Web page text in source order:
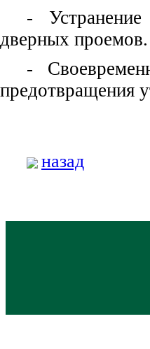
-
дверных проемов.
-
предотвращения
назад